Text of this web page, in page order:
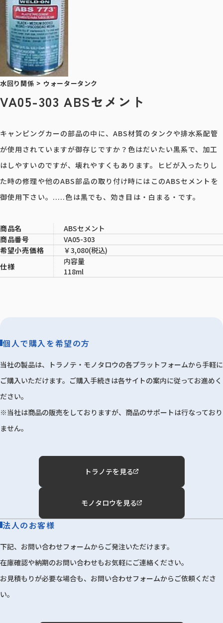
水回り関係 > ウォータータンク
VA05-303 ABSセメント
キャンピングカーの部品の中に、ABS材質のタンクや排水系配管
が使用されていますが御存じですか？色はだいたい黒系で、加工
はしやすいのですが、壊れやすくもあります。ヒビが入ったりし
た時の修理や他のABS部品の取り付け時にはこのABSセメントを
御使用下さい。.....色は黒でも、効き目は・白まる・です。
商品名
ABSセメント
商品番号
VA05-303
希望小売価格
￥3,080(税込)
仕様
内容量
118ml
個人で購入を希望の方
当社の製品は、トラノテ・モノタロウの各プラットフォームから手軽に
ご購入いただけます。ご購入手続きは各サイトの案内に従ってお進めく
ださい。
※当社は商品の販売をしておりますが、商品のサポートは行なっており
ません。
トラノテを見る
モノタロウを見る
法人のお客様
下記、お問い合わせフォームからご発注いただけます。
在庫確認や納期のお問い合わせもお気軽にご連絡ください。
お見積もりが必要な場合も、お問い合わせフォームからご依頼くださ
い。